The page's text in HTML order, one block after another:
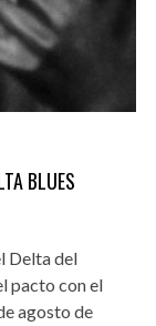
BLUES
Delta del
pacto con el
agosto de